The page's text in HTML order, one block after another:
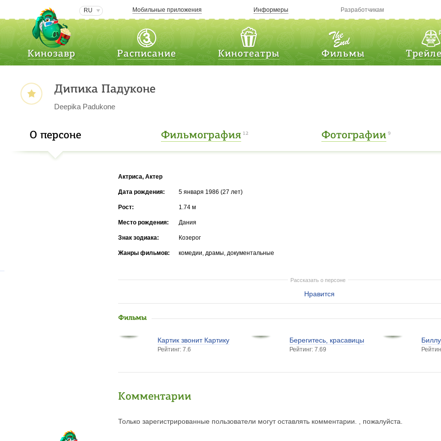
RU Мобильные приложения Информеры Разработчикам
Кинозавр Расписание Кинотеатры Фильмы
Дипика Падуконе
Deepika Padukone
О персоне Фильмография 12 Фотографии 9
Актриса, Актер
Дата рождения: 5 января 1986 (27 лет)
Рост: 1.74 м
Место рождения: Дания
Знак зодиака: Козерог
Жанры фильмов: комедии, драмы, документальные
Рассказать о персоне
Нравится
Фильмы
Картик звонит Картику
Рейтинг: 7.6
Берегитесь, красавицы
Рейтинг: 7.69
Биллу
Комментарии
Только зарегистрированные пользователи могут оставлять комментарии. , пожалуйста.